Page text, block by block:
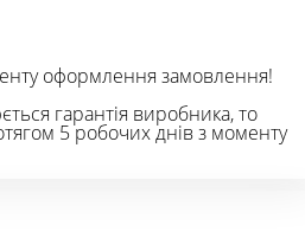
оформлення замовлення!
гарантія виробника, то
5 робочих днів з моменту